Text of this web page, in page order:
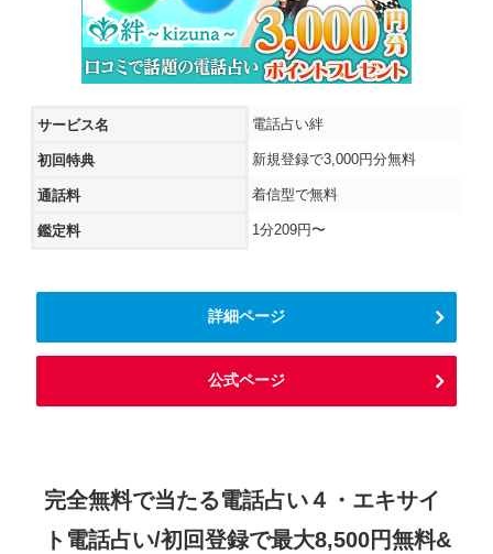
サービス名 電話占い絆
初回特典 新規登録で3,000円分無料
通話料 着信型で無料
鑑定料 1分209円〜
詳細ページ
公式ページ
完全無料で当たる電話占い４・エキサイ
ト電話占い/初回登録で最大8,500円無料&